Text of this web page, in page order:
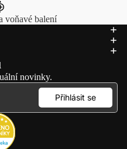
voňavé balení
novinky.
Přihlásit se